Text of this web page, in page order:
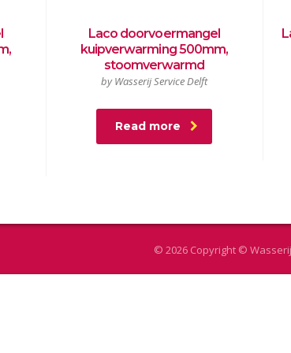
Laco doorvoermangel
kuipverwarming 500mm,
stoomverwarmd
by Wasserij Service Delft
Read more
© 2026 Copyright ©